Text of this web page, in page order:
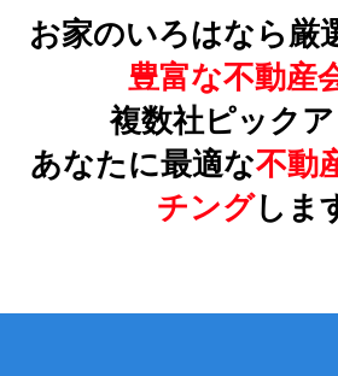
お家のいろはなら厳
豊富な不動産
複数社ピックア
あなたに最適な不動
チングしま